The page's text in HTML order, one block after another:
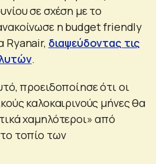
σε σχέση με το
η budget friendly
Ryanair, διαψεύδοντας τις
.
προειδοποίησε ότι οι
καλοκαιρινούς μήνες θα
χαμηλότεροι» από
τοπίο των